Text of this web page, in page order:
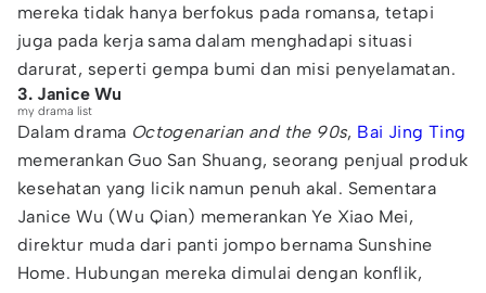
mereka tidak hanya berfokus pada romansa, tetapi
juga pada kerja sama dalam menghadapi situasi
darurat, seperti gempa bumi dan misi penyelamatan.
3. Janice Wu
my drama list
Dalam drama Octogenarian and the 90s, Bai Jing Ting
memerankan Guo San Shuang, seorang penjual produk
kesehatan yang licik namun penuh akal. Sementara
Janice Wu (Wu Qian) memerankan Ye Xiao Mei,
direktur muda dari panti jompo bernama Sunshine
Home. Hubungan mereka dimulai dengan konflik,